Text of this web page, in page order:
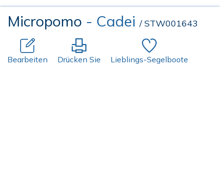
Micropomo - Cadei / STW001643
Bearbeiten Drücken Sie Lieblings-Segelboote